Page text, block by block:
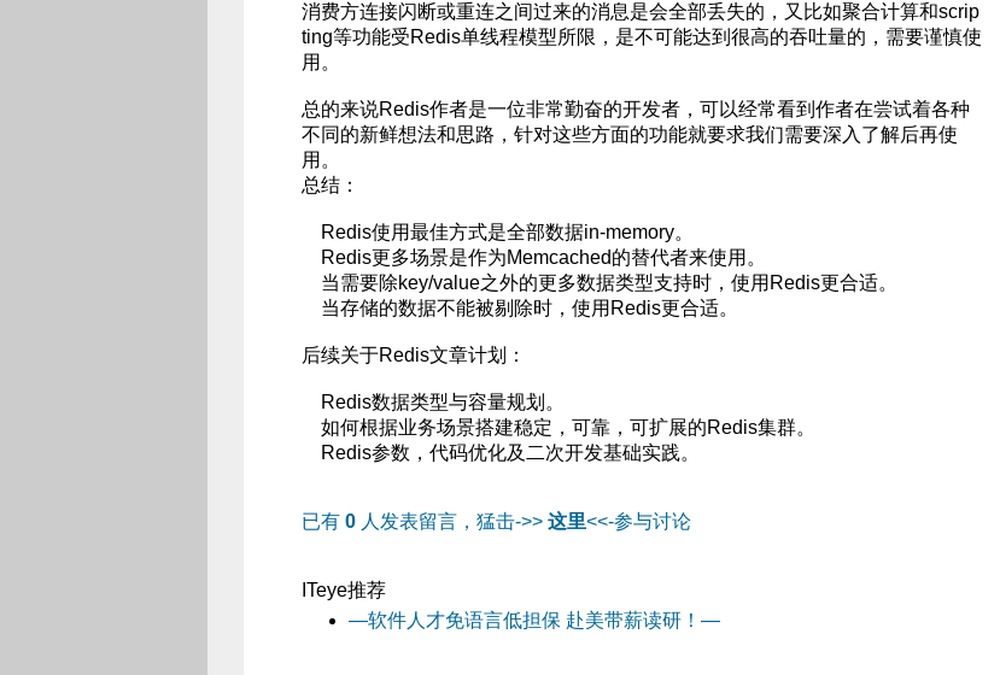
消费方连接闪断或重连之间过来的消息是会全部丢失的，又比如聚合计算和scrip
ting等功能受Redis单线程模型所限，是不可能达到很高的吞吐量的，需要谨慎使
用。
总的来说Redis作者是一位非常勤奋的开发者，可以经常看到作者在尝试着各种
不同的新鲜想法和思路，针对这些方面的功能就要求我们需要深入了解后再使
用。
总结：
Redis使用最佳方式是全部数据in-memory。
Redis更多场景是作为Memcached的替代者来使用。
当需要除key/value之外的更多数据类型支持时，使用Redis更合适。
当存储的数据不能被剔除时，使用Redis更合适。
后续关于Redis文章计划：
Redis数据类型与容量规划。
如何根据业务场景搭建稳定，可靠，可扩展的Redis集群。
Redis参数，代码优化及二次开发基础实践。
已有 0 人发表留言，猛击->> 这里<<-参与讨论
ITeye推荐
—软件人才免语言低担保 赴美带薪读研！—